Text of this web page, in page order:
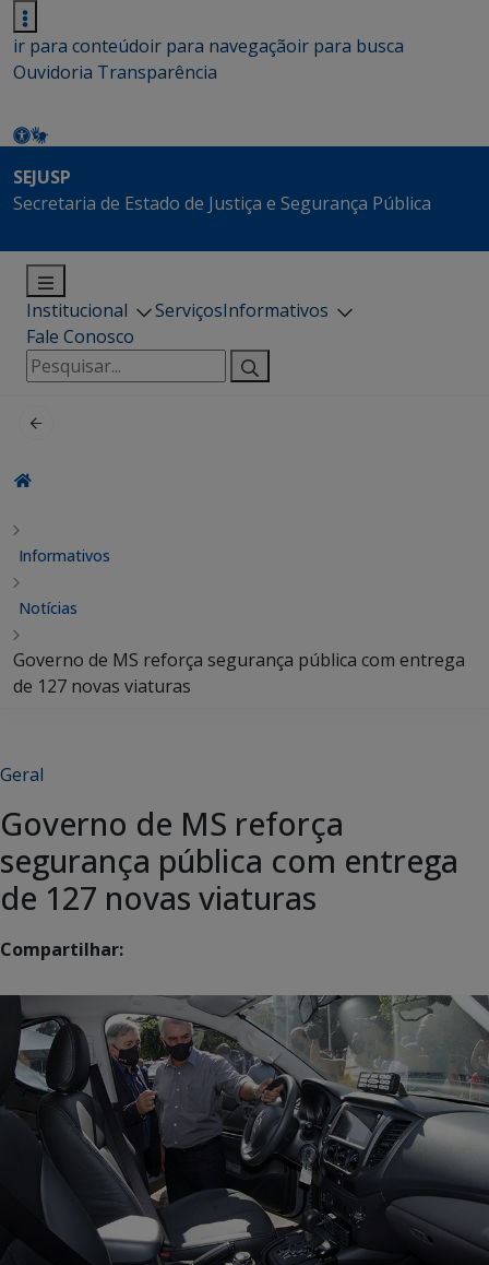
ir para conteúdoir para navegaçãoir para busca
Ouvidoria Transparência
SEJUSP
Secretaria de Estado de Justiça e Segurança Pública
Institucional ServiçosInformativos
Fale Conosco
Pesquisar
por:
Informativos
Notícias
Governo de MS reforça segurança pública com entrega
de 127 novas viaturas
Geral
Governo de MS reforça
segurança pública com entrega
de 127 novas viaturas
Compartilhar: